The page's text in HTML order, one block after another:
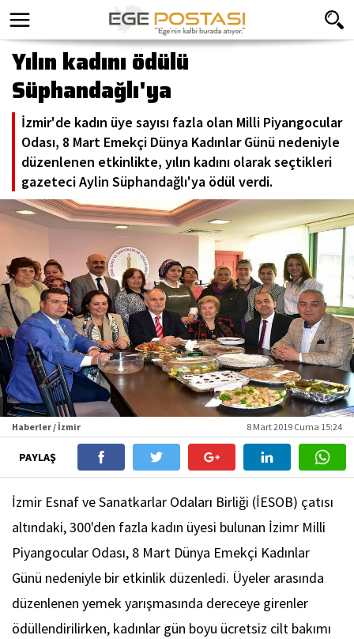
Yılın kadını ödülü
Süphandağlı'ya
İzmir'de kadın üye sayısı fazla olan Milli Piyangocular
Odası, 8 Mart Emekçi Dünya Kadınlar Günü nedeniyle
düzenlenen etkinlikte, yılın kadını olarak seçtikleri
gazeteci Aylin Süphandağlı'ya ödül verdi.
Haberler / İzmir 8 Mart 2019 Cuma 15:24
PAYLAŞ
İzmir Esnaf ve Sanatkarlar Odaları Birliği (İESOB) çatısı
altındaki, 300'den fazla kadın üyesi bulunan İzimr Milli
Piyangocular Odası, 8 Mart Dünya Emekçi Kadınlar
Günü nedeniyle bir etkinlik düzenledi. Üyeler arasında
düzenlenen yemek yarışmasında dereceye girenler
ödüllendirilirken, kadınlar gün boyu ücretsiz cilt bakımı